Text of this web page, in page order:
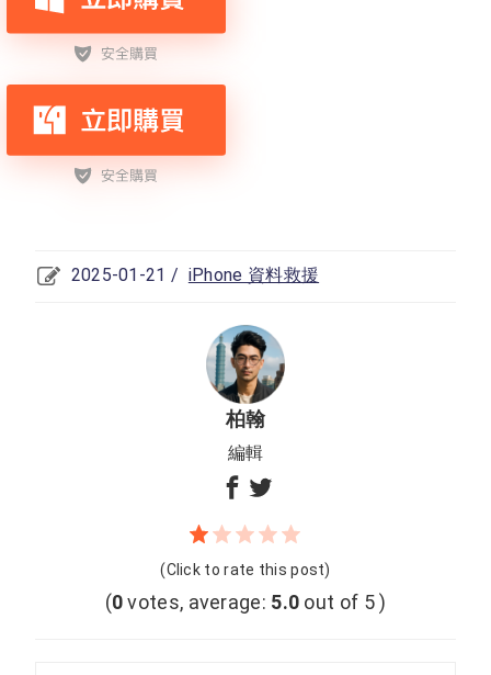
2025-01-21 / iPhone 資料救援
柏翰
編輯
(Click to rate this post)
(0votes, average: 5.0 out of 5 )